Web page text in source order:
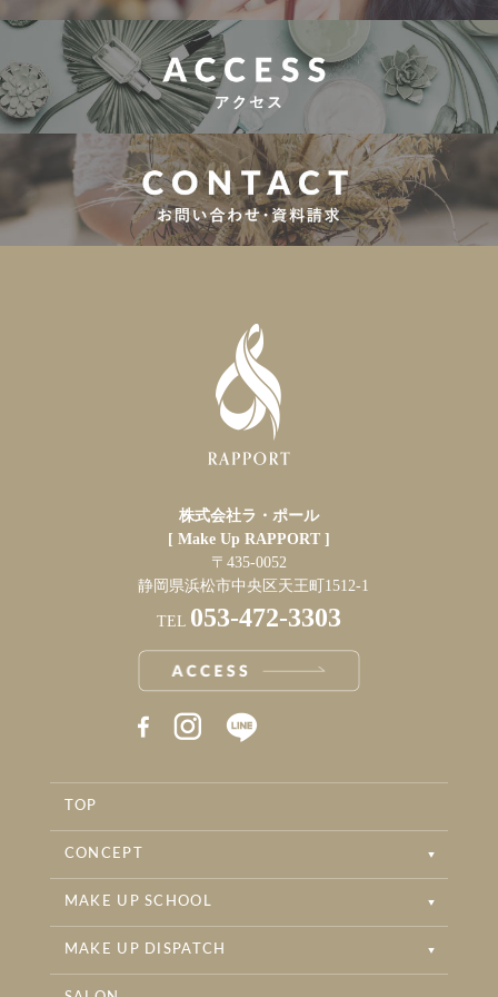
株式会社ラ・ポール
[ Make Up RAPPORT ]
〒435-0052
静岡県浜松市中央区天王町1512-1
TEL 053-472-3303
RAPPORT BEAUTYSALON INSTAGRAM
TOP
CONCEPT
MAKE UP SCHOOL
MAKE UP DISPATCH